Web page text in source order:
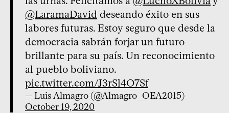
@LaramaDavid deseando éxito en sus
labores futuras. Estoy seguro que desde la
democracia sabrán forjar un futuro
brillante para su país. Un reconocimiento
al pueblo boliviano.
pic.twitter.com/J3rSl4O7Sf
— Luis Almagro (@Almagro_OEA2015)
October 19, 2020